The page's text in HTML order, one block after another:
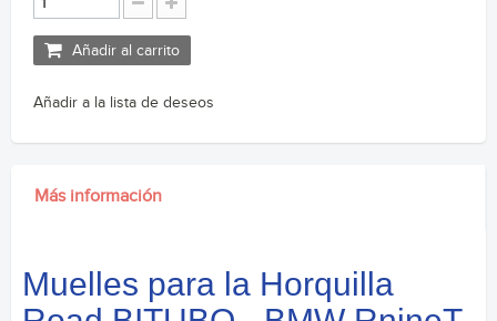
Añadir al carrito
Añadir a la lista de deseos
Más información
Muelles para la Horquilla